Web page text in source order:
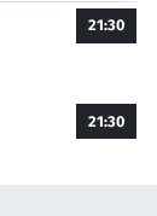
21:30
21:30